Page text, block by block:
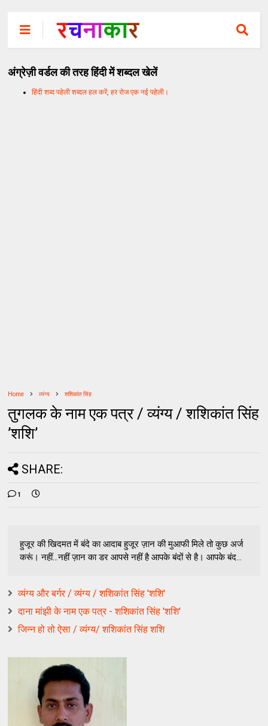
अंग्रेज़ी वर्डल की तरह हिंदी में शब्दल खेलें
हिंदी शब्द पहेली शब्दल हल करें, हर रोज एक नई पहेली।
Home व्यंग्य शशिकांत सिंह
तुगलक के नाम एक पत्र / व्‍यंग्‍य / शशिकांत सिंह
’शशि’
SHARE:
1
हुजूर की खिदमत में बंदे का आदाब हुजूर ज़ान की मुआफी मिले तो कुछ अर्ज
करूं। नहीं...नहीं ज़ान का डर आपसे नहीं है आपके बंदों से है। आपके बंद...
व्यंग्य और बर्गर / व्यंग्य / शशिकांत सिंह 'शशि'
दाना मांझी के नाम एक पत्र - शशिकांत सिंह 'शशि'
जिन्न हो तो ऐसा / व्यंग्य/ शशिकांत सिंह शशि